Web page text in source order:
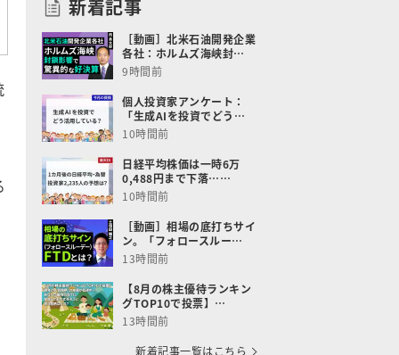
新着記事
［動画］北米石油開発企業
各社：ホルムズ海峡封…
9時間前
個人投資家アンケート：
「生成AIを投資でどう…
10時間前
日経平均株価は一時6万
0,488円まで下落……
10時間前
［動画］相場の底打ちサイ
ン。「フォロースルー…
13時間前
【8月の株主優待ランキン
グTOP10で投票】…
13時間前
新着記事一覧はこちら